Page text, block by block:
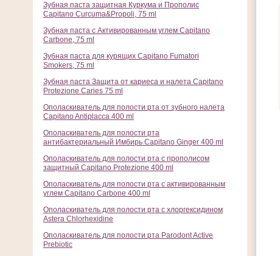
Зубная паста защитная Куркума и Прополис
Capitano Curcuma&Propoli, 75 ml
Зубная паста с Активированным углем Capitano
Carbone, 75 ml
Зубная паста для курящих Capitano Fumatori
Smokers, 75 ml
Зубная паста Защита от кариеса и налета Capitano
Protezione Caries 75 ml
Ополаскиватель для полости рта от зубного налета
Capitano Antiplacca 400 ml
Ополаскиватель для полости рта
антибактериальный Имбирь Capitano Ginger 400 ml
Ополаскиватель для полости рта с прополисом
защитный Capitano Protezione 400 ml
Ополаскиватель для полости рта с активированным
углем Capitano Carbone 400 ml
Ополаскиватель для полости рта с хлоргексидином
Astera Chlorhexidine
Ополаскиватель для полости рта Parodont Active
Prebiotic